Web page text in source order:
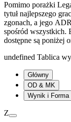
Pomimo porażki
tytuł najlepszego
zgonach, a jego
spośród wszystkich.
dostępne są poniżej
undefined Tablica
Główny
OD & MK
Wynik i Forma
Z